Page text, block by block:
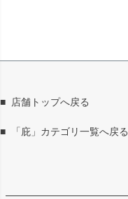
■ 店舗トップへ戻る
■ 「庇」カテゴリ一覧へ戻る